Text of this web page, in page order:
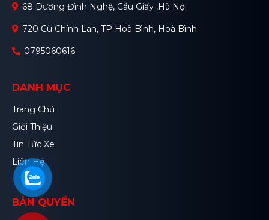
68 Dương Đình Nghệ, Cầu Giấy ,Hà Nội
720 Cù Chính Lan, TP Hoà Bình, Hoà Bình
0795060616
DANH MỤC
Trang Chủ
Giới Thiệu
Tin Tức Xe
Liên Hệ
BẢN QUYỀN